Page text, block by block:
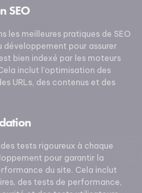
SEO
les meilleures pratiques de SEO
développement pour assurer
bien indexé par les moteurs
inclut l’optimisation des
URLs, des contenus et des
tests rigoureux à chaque
pour garantir la
du site. Cela inclut
des tests de performance,